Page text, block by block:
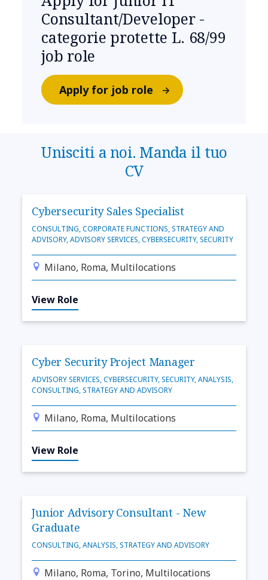
Consultant/Developer -
categorie protette L. 68/99
job role
Apply for job role
Unisciti a noi. Manda il tuo
CV
Cybersecurity Sales Specialist
CONSULTING, CORPORATE FUNCTIONS, STRATEGY AND
ADVISORY, ADVISORY SERVICES, CYBERSECURITY, SECURITY
Milano, Roma, Multilocations
View Role
Cyber Security Project Manager
ADVISORY SERVICES, CYBERSECURITY, SECURITY, ANALYSIS,
CONSULTING, STRATEGY AND ADVISORY
Milano, Roma, Multilocations
View Role
Junior Advisory Consultant - New
Graduate
CONSULTING, ANALYSIS, STRATEGY AND ADVISORY
Milano, Roma, Torino, Multilocations